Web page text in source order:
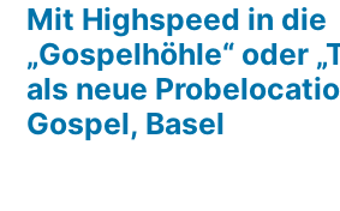
Mit Highspeed in die
„Gospelhöhle“ oder
als neue
Gospel, Basel